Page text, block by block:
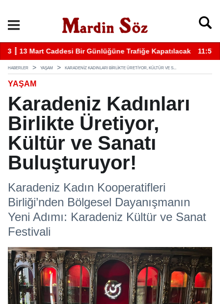
11:57 ┋ Midyat’ta bıçaklı kavga can aldı
HABERLER YAŞAM KARADENIZ KADINLARI BIRLIKTE ÜRETIYOR, KÜLTÜR VE S...
YAŞAM
Karadeniz Kadınları
Birlikte Üretiyor,
Kültür ve Sanatı
Buluşturuyor!
Karadeniz Kadın Kooperatifleri
Birliği’nden Bölgesel Dayanışmanın
Yeni Adımı: Karadeniz Kültür ve Sanat
Festivali